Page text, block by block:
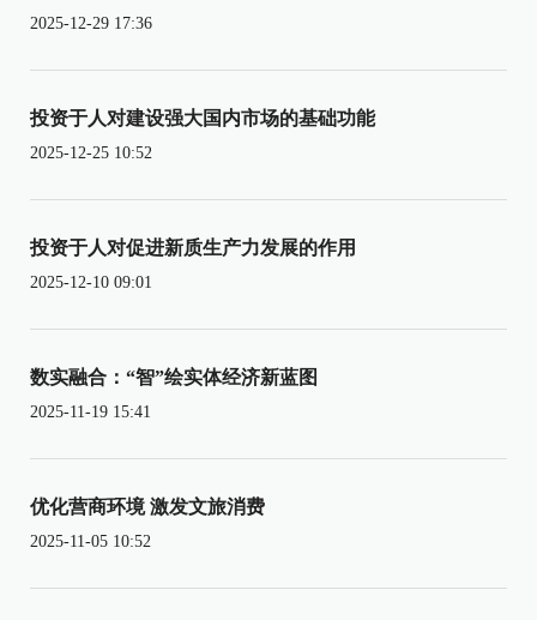
2025-12-29 17:36
投资于人对建设强大国内市场的基础功能
2025-12-25 10:52
投资于人对促进新质生产力发展的作用
2025-12-10 09:01
数实融合：“智”绘实体经济新蓝图
2025-11-19 15:41
优化营商环境 激发文旅消费
2025-11-05 10:52